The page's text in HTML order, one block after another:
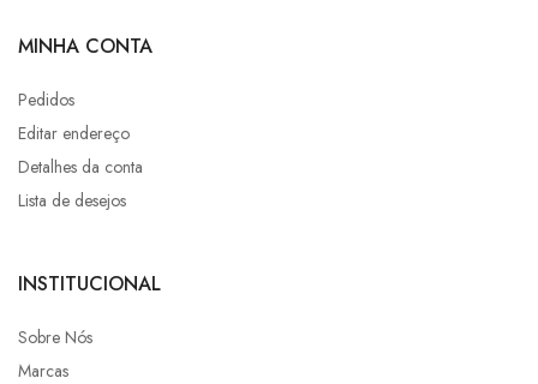
MINHA CONTA
Pedidos
Editar endereço
Detalhes da conta
Lista de desejos
INSTITUCIONAL
Sobre Nós
Marcas